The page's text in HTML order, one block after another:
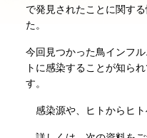
で発見されたことに関す
た。
今回見つかった鳥インフ
トに感染することが知ら
す。
感染源や、ヒトからヒト